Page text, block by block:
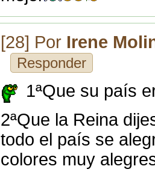
[28] Por Irene
Responder
1ªQue su país
2ªQue la Reina
todo el país se
colores muy